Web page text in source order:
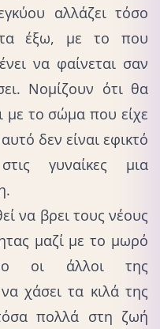
αλλάζει τόσο
έξω, με το που
να φαίνεται σαν
Νομίζουν ότι θα
με το σώμα που είχε
δεν είναι εφικτό
γυναίκες μια
να βρει τους νέους
μαζί με το μωρό
οι άλλοι της
χάσει τα κιλά της
πολλά στη ζωή